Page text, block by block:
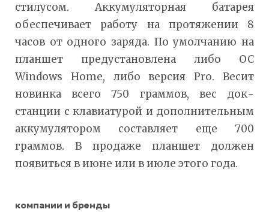
стилусом. Аккумуляторная батарея
обеспечивает работу на протяжении 8
часов от одного заряда. По умолчанию на
планшет предустановлена либо ОС
Windows Home, либо версия Pro. Весит
новинка всего 750 граммов, вес док-
станции с клавиатурой и дополнительным
аккумулятором составляет еще 700
граммов. В продаже планшет должен
появиться в июне или в июле этого года.
компании и бренды